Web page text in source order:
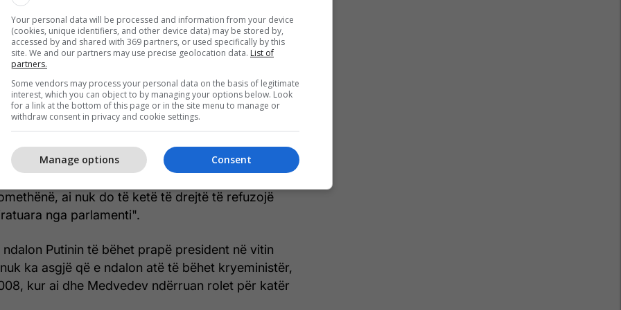
"kishte përshkruar një numër ndryshimesh
dhe se "në këtë kontekst, është e qartë se
t'i ofrojmë presidentit të vendit tonë mundësinë
vendimet e nevojshme për këtë".
se janë një rishpërndarje të pushtetit, duke i
fuqinë për të emëruar kryeministër, i cili më pas
për t'u miratuar nga parlamenti.
"Në këtë rast, presidenti do të jetë i detyruar
ai nuk do të ketë të drejtë të refuzojë
nga parlamenti".
ndalon Putinin të bëhet prapë president në vitin
ka asgjë që e ndalon atë të bëhet kryeministër,
kur ai dhe Medvedev ndërruan rolet për katër
Your personal data will be processed and information from your device
(cookies, unique identifiers, and other device data) may be stored by,
accessed by and shared with 369 partners, or used specifically by this
site. We and our partners may use precise geolocation data. List of
partners.
Some vendors may process your personal data on the basis of legitimate
interest, which you can object to by managing your options below. Look
for a link at the bottom of this page or in the site menu to manage or
withdraw consent in privacy and cookie settings.
Consent
Manage options